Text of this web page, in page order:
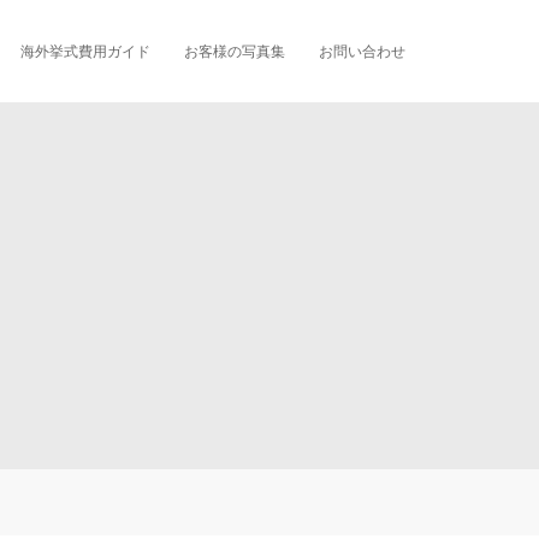
海外挙式費用ガイド お客様の写真集 お問い合わせ